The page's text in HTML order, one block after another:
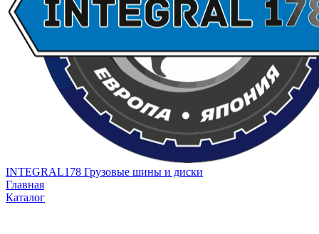
INTEGRAL178 Грузовые шины и диски
Главная
Каталог